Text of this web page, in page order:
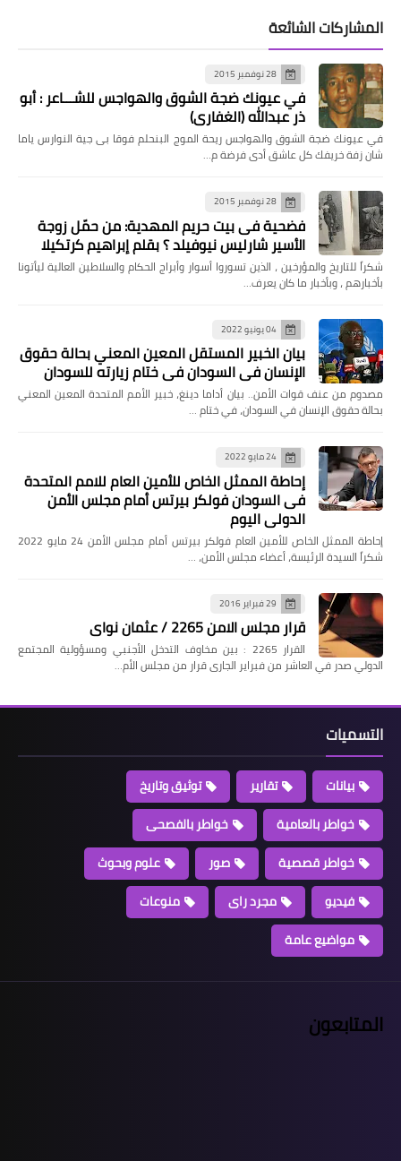
المشاركات الشائعة
28 نوفمبر 2015
في عيونك ضجة الشوق والهواجس للشـــاعر : أبو
ذر عبدالله (الغفاري)
في عيونك ضجة الشوق والهواجس ريحة الموج البنحلم فوقا بى جية النوارس ياما
شان زفة خريفك كل عاشق أدى فرضة م…
28 نوفمبر 2015
فضحية فى بيت حريم المهدية: من حمّل زوجة
الأسير شارليس نيوفيلد ؟ بقلم إبراهيم كرتكيلا
شكراً للتاريخ والمؤرخين ، الذين تسوروا أسوار وأبراج الحكام والسلاطين العالية ليأتونا
بأخبارهم ، وبأخبار ما كان يعرف…
04 يونيو 2022
بيان الخبير المستقل المعين المعني بحالة حقوق
الإنسان في السودان في ختام زيارته للسودان
مصدوم من عنف قوات الأمن.. بيان أداما دينغ، خبير الأمم المتحدة المعين المعني
بحالة حقوق الإنسان في السودان، في ختام …
24 مايو 2022
إحاطة الممثل الخاص للأمين العام للامم المتحدة
فى السودان فولكر بيرتس أمام مجلس الأمن
الدولي اليوم
إحاطة الممثل الخاص للأمين العام فولكر بيرتس أمام مجلس الأمن 24 مايو 2022
شكراً السيدة الرئيسة، أعضاء مجلس الأمن، …
29 فبراير 2016
قرار مجلس الامن 2265 / عثمان نواى
القرار 2265 : بين مخاوف التدخل الأجنبي ومسؤولية المجتمع
الدولي صدر في العاشر من فبراير الجارى قرار من مجلس الأم…
التسميات
بيانات تقارير
توثيق وتاريخ
خواطر بالعامية
خواطر بالفصحى
خواطر قصصية
صور
علوم وبحوث
فيديو
مجرد راى
منوعات
مواضيع عامة
المتابعون